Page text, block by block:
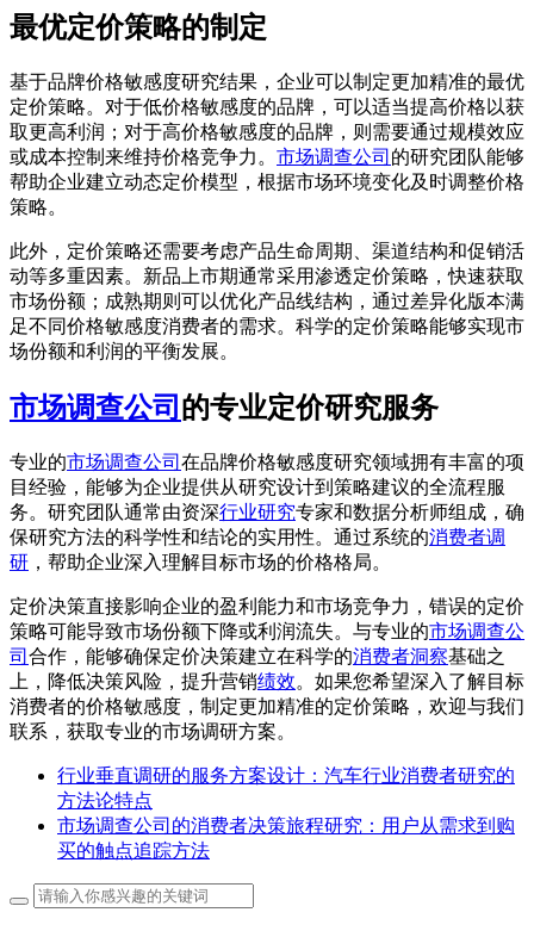
最优定价策略的制定
基于品牌价格敏感度研究结果，企业可以制定更加精准的最优
定价策略。对于低价格敏感度的品牌，可以适当提高价格以获
取更高利润；对于高价格敏感度的品牌，则需要通过规模效应
或成本控制来维持价格竞争力。 市场调查公司 的研究团队能够
帮助企业建立动态定价模型，根据市场环境变化及时调整价格
策略。
此外，定价策略还需要考虑产品生命周期、渠道结构和促销活
动等多重因素。新品上市期通常采用渗透定价策略，快速获取
市场份额；成熟期则可以优化产品线结构，通过差异化版本满
足不同价格敏感度消费者的需求。科学的定价策略能够实现市
场份额和利润的平衡发展。
市场调查公司 的专业定价研究服务
专业的市场调查公司 在品牌价格敏感度研究领域拥有丰富的项
目经验，能够为企业提供从研究设计到策略建议的全流程服
务。研究团队通常由资深行业研究专家和数据分析师组成，确
保研究方法的科学性和结论的实用性。通过系统的消费者调
研 ，帮助企业深入理解目标市场的价格格局。
定价决策直接影响企业的盈利能力和市场竞争力，错误的定价
策略可能导致市场份额下降或利润流失。与专业的市场调查公
司 合作，能够确保定价决策建立在科学的消费者洞察基础之
上，降低决策风险，提升营销绩效。如果您希望深入了解目标
消费者的价格敏感度，制定更加精准的定价策略，欢迎与我们
联系，获取专业的市场调研方案。
行业垂直调研的服务方案设计：汽车行业消费者研究的
方法论特点
市场调查公司的消费者决策旅程研究：用户从需求到购
买的触点追踪方法